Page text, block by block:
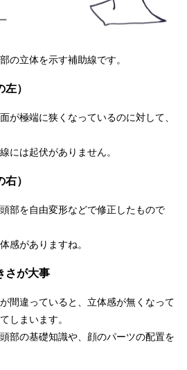
の立体を示す補助線です。
）
が極端に狭くなっているのに対して、
には起伏がありません。
）
部を自由変形などで修正したもので
感がありますね。
さが大事
間違っていると、立体感が無くなって
しまいます。
部の基礎知識や、顔のパーツの配置を